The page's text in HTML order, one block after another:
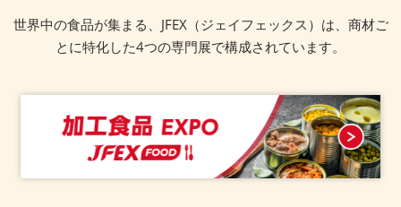
世界中の食品が集まる、JFEX（ジェイフェックス）は、商材ご
とに特化した4つの専門展で構成されています。